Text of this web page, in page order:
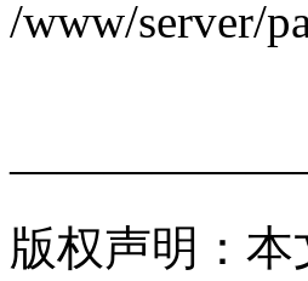
/www/server/
版权声明：